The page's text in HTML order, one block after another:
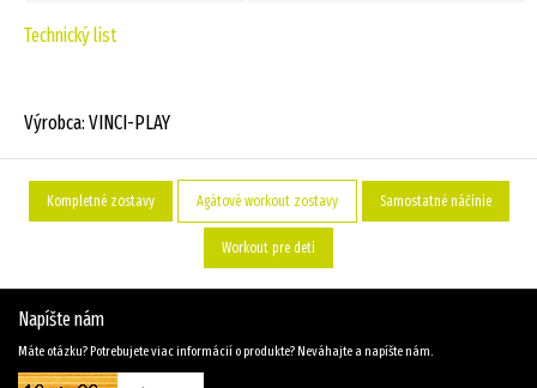
Technický list
Výrobca: VINCI-PLAY
Kompletné zostavy Agátové workout zostavy Samostatné náčinie
Workout pre deti
Napíšte nám
Máte otázku? Potrebujete viac informácií o produkte? Neváhajte a napíšte nám.